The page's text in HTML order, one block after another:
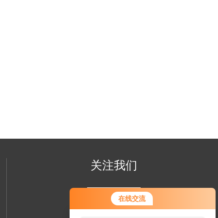
在线交流
您好！欢迎前来咨询，很高兴为您
服务，请问您要咨询什么问题呢？
关注我们